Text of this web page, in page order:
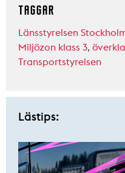
TAGGAR
Länsstyrelsen
Miljözon klass 3,
Transportstyrelsen
Lästips: